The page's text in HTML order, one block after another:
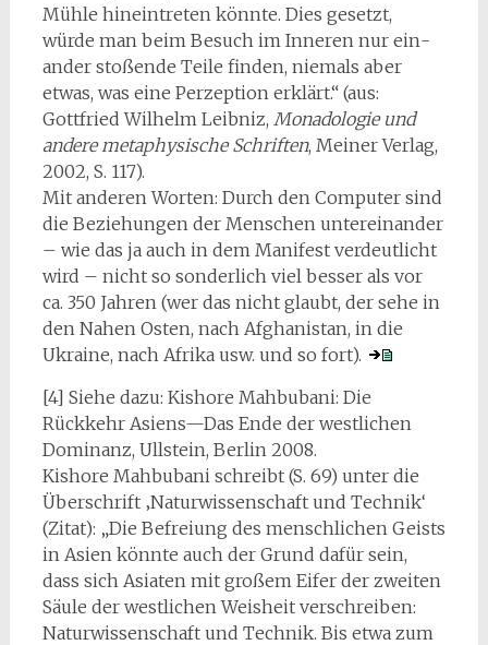
Mühle hin­eintreten könnte. Dies gesetzt,
würde man beim Besuch im Inneren nur ein­
ander stoßende Teile finden, niemals aber
etwas, was eine Perzeption erklärt.“ (aus:
Gottfried Wilhelm Leibniz, Monadologie und
andere metaphysische Schriften, Meiner Verlag,
2002, S. 117).
Mit anderen Worten: Durch den Computer sind
die Beziehungen der Menschen untereinander
– wie das ja auch in dem Manifest verdeutlicht
wird – nicht so sonderlich viel besser als vor
ca. 350 Jahren (wer das nicht glaubt, der sehe in
den Nahen Osten, nach Afghanistan, in die
Ukraine, nach Afrika usw. und so fort).
[4] Siehe dazu: Kishore Mahbubani: Die
Rückkehr Asiens—Das Ende der westlichen
Dominanz, Ullstein, Berlin 2008.
Kishore Mahbubani schreibt (S. 69) unter die
Überschrift ‚Naturwissenschaft und Technik‘
(Zitat): „Die Befreiung des menschlichen Geists
in Asien könnte auch der Grund dafür sein,
dass sich Asiaten mit großem Eifer der zweiten
Säule der westlichen Weisheit verschreiben:
Naturwissenschaft und Technik. Bis etwa zum